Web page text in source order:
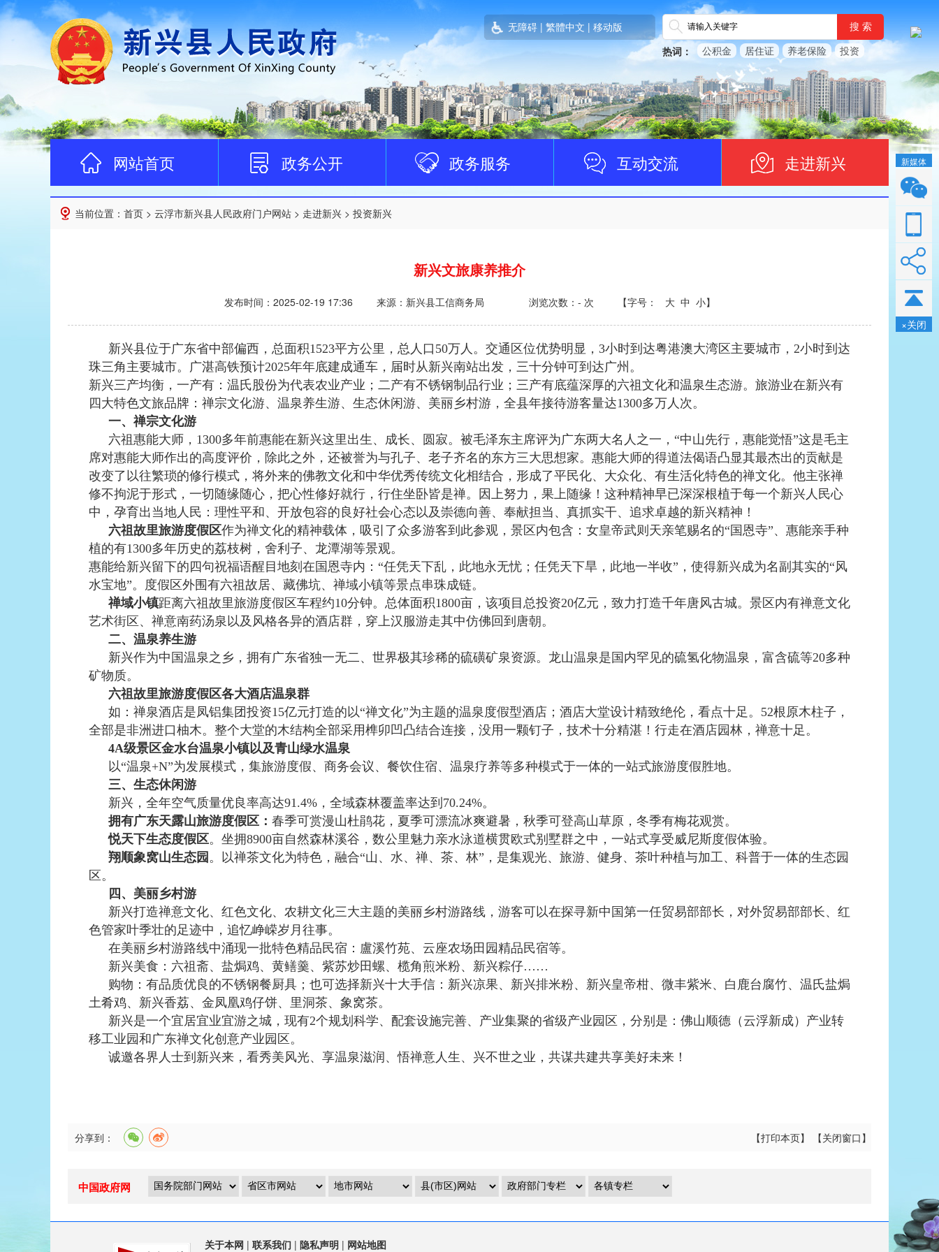
无障碍 | 繁體中文 | 移动版 搜 索
热词： 公积金 居住证 养老保险 投资
网站首页 政务公开 政务服务 互动交流 走进新兴
当前位置： 首页 > 云浮市新兴县人民政府门户网站 > 走进新兴 > 投资新兴
新兴文旅康养推介
发布时间： 2025-02-19 17:36 来源：新兴县工信商务局 浏览次数： - 次 【字号： 大 中 小】
新兴县位于广东省中部偏西，总面积1523平方公里，总人口50万人。交通区位优势明显，3小时到达粤港澳大湾区主要城市，2小时到达
珠三角主要城市。广湛高铁预计2025年年底建成通车，届时从新兴南站出发，三十分钟可到达广州。
新兴三产均衡，一产有：温氏股份为代表农业产业；二产有不锈钢制品行业；三产有底蕴深厚的六祖文化和温泉生态游。旅游业在新兴有
四大特色文旅品牌：禅宗文化游、温泉养生游、生态休闲游、美丽乡村游，全县年接待游客量达1300多万人次。
一、禅宗文化游
六祖惠能大师，1300多年前惠能在新兴这里出生、成长、圆寂。被毛泽东主席评为广东两大名人之一，“中山先行，惠能觉悟”这是毛主
席对惠能大师作出的高度评价，除此之外，还被誉为与孔子、老子齐名的东方三大思想家。惠能大师的得道法偈语凸显其最杰出的贡献是
改变了以往繁琐的修行模式，将外来的佛教文化和中华优秀传统文化相结合，形成了平民化、大众化、有生活化特色的禅文化。他主张禅
修不拘泥于形式，一切随缘随心，把心性修好就行，行住坐卧皆是禅。因上努力，果上随缘！这种精神早已深深根植于每一个新兴人民心
中，孕育出当地人民：理性平和、开放包容的良好社会心态以及崇德向善、奉献担当、真抓实干、追求卓越的新兴精神！
六祖故里旅游度假区作为禅文化的精神载体，吸引了众多游客到此参观，景区内包含：女皇帝武则天亲笔赐名的“国恩寺”、惠能亲手种
植的有1300多年历史的荔枝树，舍利子、龙潭湖等景观。
惠能给新兴留下的四句祝福语醒目地刻在国恩寺内：“任凭天下乱，此地永无忧；任凭天下旱，此地一半收”，使得新兴成为名副其实的“风
水宝地”。度假区外围有六祖故居、藏佛坑、禅域小镇等景点串珠成链。
禅域小镇距离六祖故里旅游度假区车程约10分钟。总体面积1800亩，该项目总投资20亿元，致力打造千年唐风古城。景区内有禅意文化
艺术街区、禅意南药汤泉以及风格各异的酒店群，穿上汉服游走其中仿佛回到唐朝。
二、温泉养生游
新兴作为中国温泉之乡，拥有广东省独一无二、世界极其珍稀的硫磺矿泉资源。龙山温泉是国内罕见的硫氢化物温泉，富含硫等20多种
矿物质。
六祖故里旅游度假区各大酒店温泉群
如：禅泉酒店是凤铝集团投资15亿元打造的以“禅文化”为主题的温泉度假型酒店；酒店大堂设计精致绝伦，看点十足。52根原木柱子，
全部是非洲进口柚木。整个大堂的木结构全部采用榫卯凹凸结合连接，没用一颗钉子，技术十分精湛！行走在酒店园林，禅意十足。
4A级景区金水台温泉小镇以及青山绿水温泉
以“温泉+N”为发展模式，集旅游度假、商务会议、餐饮住宿、温泉疗养等多种模式于一体的一站式旅游度假胜地。
三、生态休闲游
新兴，全年空气质量优良率高达91.4%，全域森林覆盖率达到70.24%。
拥有广东天露山旅游度假区： 春季可赏漫山杜鹃花，夏季可漂流冰爽避暑，秋季可登高山草原，冬季有梅花观赏。
悦天下生态度假区。坐拥8900亩自然森林溪谷，数公里魅力亲水泳道横贯欧式别墅群之中，一站式享受威尼斯度假体验。
翔顺象窝山生态园 。以禅茶文化为特色，融合“山、水、禅、茶、林”，是集观光、旅游、健身、茶叶种植与加工、科普于一体的生态园
区。
四、美丽乡村游
新兴打造禅意文化、红色文化、农耕文化三大主题的美丽乡村游路线，游客可以在探寻新中国第一任贸易部部长，对外贸易部部长、红
色管家叶季壮的足迹中，追忆峥嵘岁月往事。
在美丽乡村游路线中涌现一批特色精品民宿：盧溪竹苑、云座农场田园精品民宿等。
新兴美食：六祖斋、盐焗鸡、黄鳝羹、紫苏炒田螺、榄角煎米粉、新兴粽仔……
购物：有品质优良的不锈钢餐厨具；也可选择新兴十大手信：新兴凉果、新兴排米粉、新兴皇帝柑、微丰紫米、白鹿台腐竹、温氏盐焗
土肴鸡、新兴香荔、金凤凰鸡仔饼、里洞茶、象窝茶。
新兴是一个宜居宜业宜游之城，现有2个规划科学、配套设施完善、产业集聚的省级产业园区，分别是：佛山顺德（云浮新成）产业转
移工业园和广东禅文化创意产业园区。
诚邀各界人士到新兴来，看秀美风光、享温泉滋润、悟禅意人生、兴不世之业，共谋共建共享美好未来！
分享到： 【打印本页】 【关闭窗口 】
中国政府网
关于本网 | 联系我们 | 隐私声明 | 网站地图
新媒体
×关闭